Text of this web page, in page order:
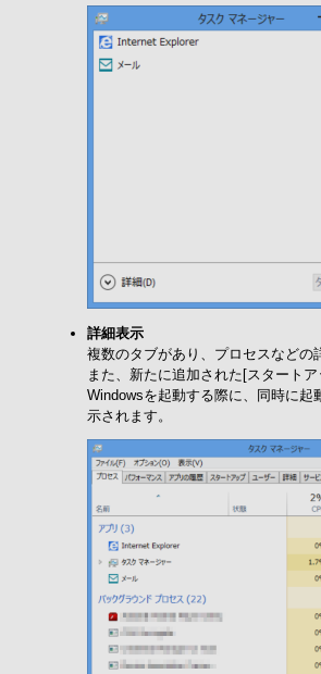
詳細表示
複数のタブがあり、プロセスなどの
また、新たに追加された[スタートア
Windowsを起動する際に、同時に起
示されます。